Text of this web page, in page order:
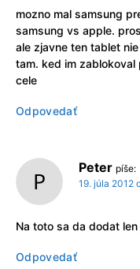
mozno mal samsung
samsung vs apple.
ale zjavne ten tablet
tam. ked im zablokoval
cele
Odpovedať
Peter píše:
19. júla 2012
Na toto sa da dodat
Odpovedať